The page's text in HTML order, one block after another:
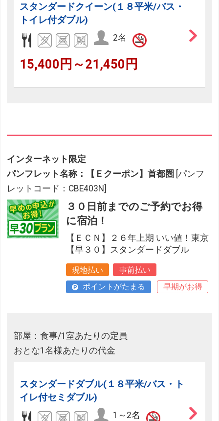
スタンダードクイーン(１８平米/バス・
トイレ付ダブル)
2名
15,400円～21,450円
インターネット限定
パンフレット名称：【Ｅクーポン】首都圏 [パンフ
レットコード：CBE403N]
３０日前までのご予約でお得
に宿泊！
【ＥＣＮ】２６年上期 いい値！東京
【早３０】スタンダードダブル
現地払い
事前払い
ポイントがたまる
早期がお得
部屋：食事/1室あたりの定員
おとな1名様あたりの代金
スタンダードダブル(１８平米/バス・ト
イレ付セミダブル)
1～2名